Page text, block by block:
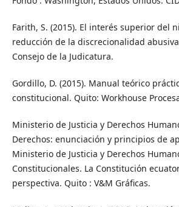
Farith, S. (2015). El interés superior del
reducción de la discrecionalidad
Consejo de la Judicatura.
Gordillo, D. (2015). Manual teórico
constitucional. Quito: Workhouse
Ministerio de Justicia y Derechos
Derechos: enunciación y principios de
Ministerio de Justicia y Derechos
Constitucionales. La Constitución
perspectiva. Quito : V&M Gráficas.